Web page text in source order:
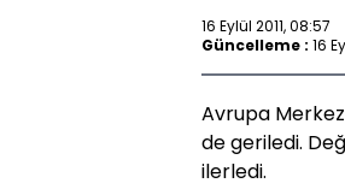
16 Eylül 2011, 08:57
Güncelleme : 16
Avrupa Merkez
de geriledi.
ilerledi.